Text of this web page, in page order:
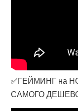
✅ГЕЙМИНГ на
САМОГО